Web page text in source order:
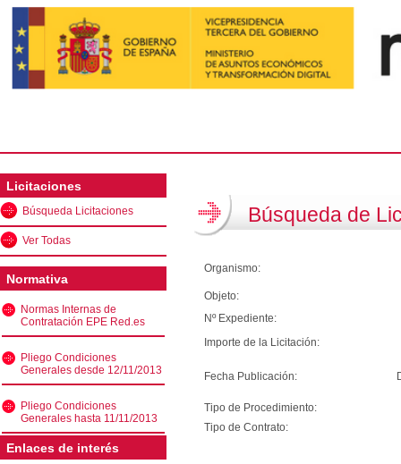
Licitaciones
Búsqueda Licitaciones
Ver Todas
Normativa
Normas Internas de
Contratación EPE Red.es
Pliego Condiciones
Generales desde 12/11/2013
Pliego Condiciones
Generales hasta 11/11/2013
Enlaces de interés
Búsqueda de
Organismo:
Objeto:
Nº Expediente:
Importe de la Licitación:
Fecha Publicación:
Tipo de Procedimiento:
Tipo de Contrato: